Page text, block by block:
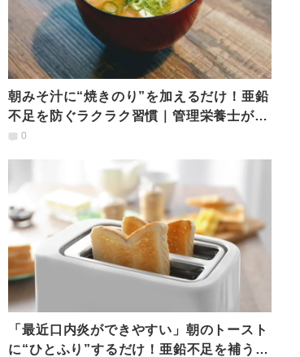
朝みそ汁に“焼きのり”を加えるだけ！亜鉛
不足を防ぐラクラク習慣｜管理栄養士が解
説0
「最近口内炎ができやすい」朝のトースト
に“ひとふり”するだけ！亜鉛不足を補う食